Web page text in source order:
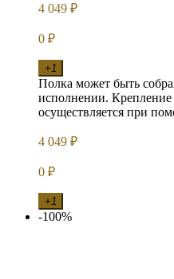
4 049 ₽
0 ₽
+1
Полка может быть
исполнении. Крепление
осуществляется при
4 049 ₽
0 ₽
+1
-100%